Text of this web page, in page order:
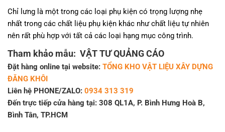
Chỉ lưng là một trong các loại phụ kiện có trọng lượng nhẹ
nhất trong các chất liệu phụ kiện khác như chất liệu tự nhiên
nên rất phù hợp với tất cả các loại hạng mục công trình.
Tham khảo mẫu: VẬT TƯ QUẢNG CÁO
Đặt hàng online tại website: TỔNG KHO VẬT LIỆU XÂY DỰNG
ĐĂNG KHÔI
Liên hệ PHONE/ZALO: 0934 313 319
Đến trực tiếp cửa hàng tại: 308 QL1A, P. Bình Hưng Hoà B,
Bình Tân, TP.HCM